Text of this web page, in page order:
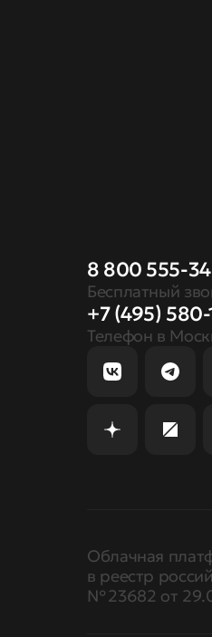
8 800 555-
Бесплатный
+7 (495) 580-
Телефон в
Облачная
в реестр
№ 23682 от